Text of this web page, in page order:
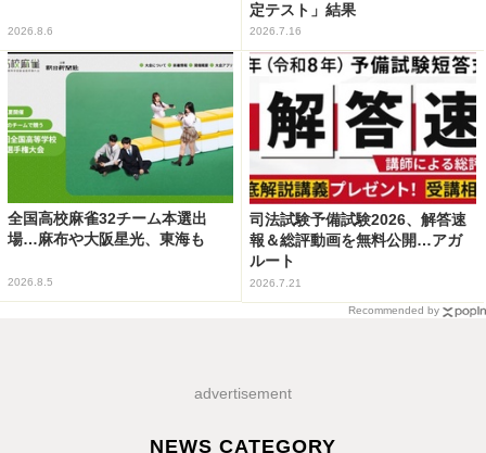
2026.8.6
定テスト」結果
2026.7.16
全国高校麻雀32チーム本選出
場…麻布や大阪星光、東海も
2026.8.5
司法試験予備試験2026、解答速
報＆総評動画を無料公開…アガ
ルート
2026.7.21
Recommended by
advertisement
NEWS CATEGORY